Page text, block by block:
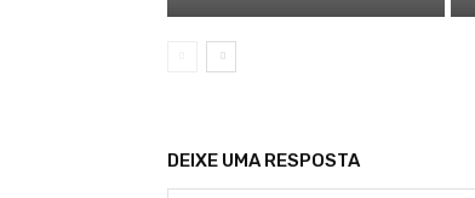
DEIXE UMA RESPOSTA